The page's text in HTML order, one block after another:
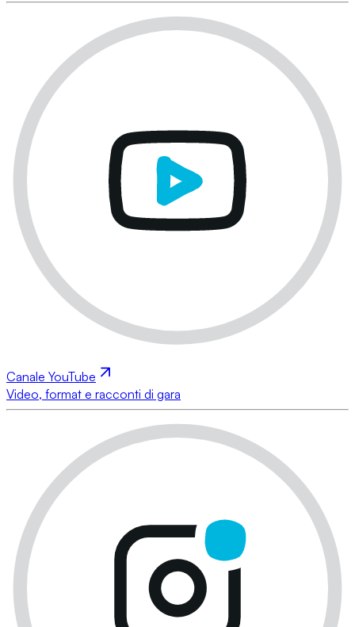
Canale YouTube
Video, format e racconti di gara